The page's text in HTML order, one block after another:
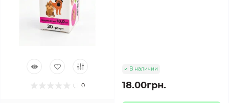
0
В наличии
18.00грн.